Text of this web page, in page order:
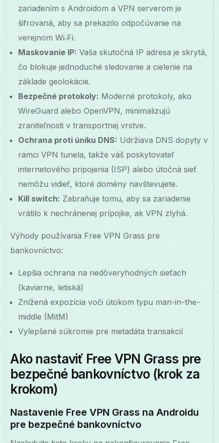
zariadením s Androidom a VPN serverom je
šifrovaná, aby sa prekazilo odpočúvanie na
verejnom Wi‑Fi.
Maskovanie IP: Vaša skutočná IP adresa je skrytá,
čo blokuje jednoduché sledovanie a cielenie na
základe geolokácie.
Bezpečné protokoly: Moderné protokoly, ako
WireGuard alebo OpenVPN, minimalizujú
zraniteľnosti v transportnej vrstve.
Ochrana proti úniku DNS: Udržiava DNS dopyty v
rámci VPN tunela, takže váš poskytovateľ
internetového pripojenia (ISP) alebo útočná sieť
nemôžu vidieť, ktoré domény navštevujete.
Kill switch: Zabraňuje tomu, aby sa zariadenie
vrátilo k nechránenej prípojke, ak VPN zlyhá.
Výhody používania Free VPN Grass pre
bankovníctvo:
Lepšia ochrana na nedôveryhodných sieťach
(kaviarne, letiská)
Znížená expozícia voči útokom typu man-in-the-
middle (MitM)
Vylepšené súkromie pre metadáta transakcií
Ako nastaviť Free VPN Grass pre
bezpečné bankovníctvo (krok za
krokom)
Nastavenie Free VPN Grass na Androidu
pre bezpečné bankovníctvo